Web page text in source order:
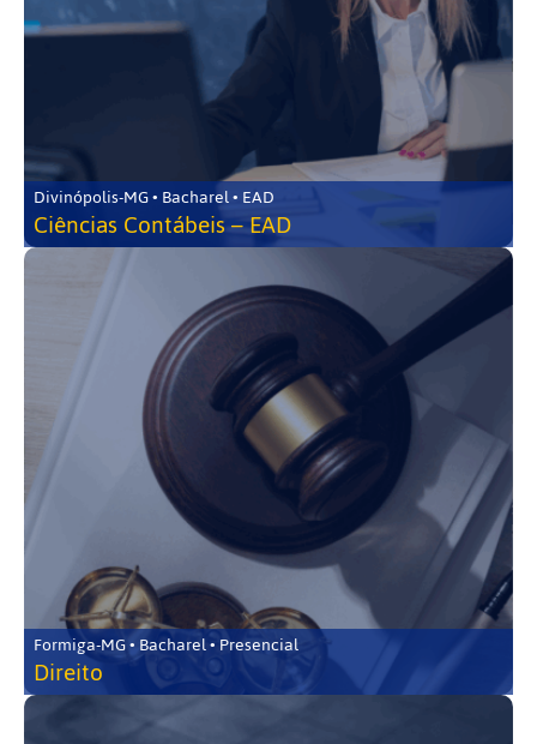
Divinópolis-MG • Bacharel • EAD
Ciências Contábeis – EAD
Formiga-MG • Bacharel • Presencial
Direito